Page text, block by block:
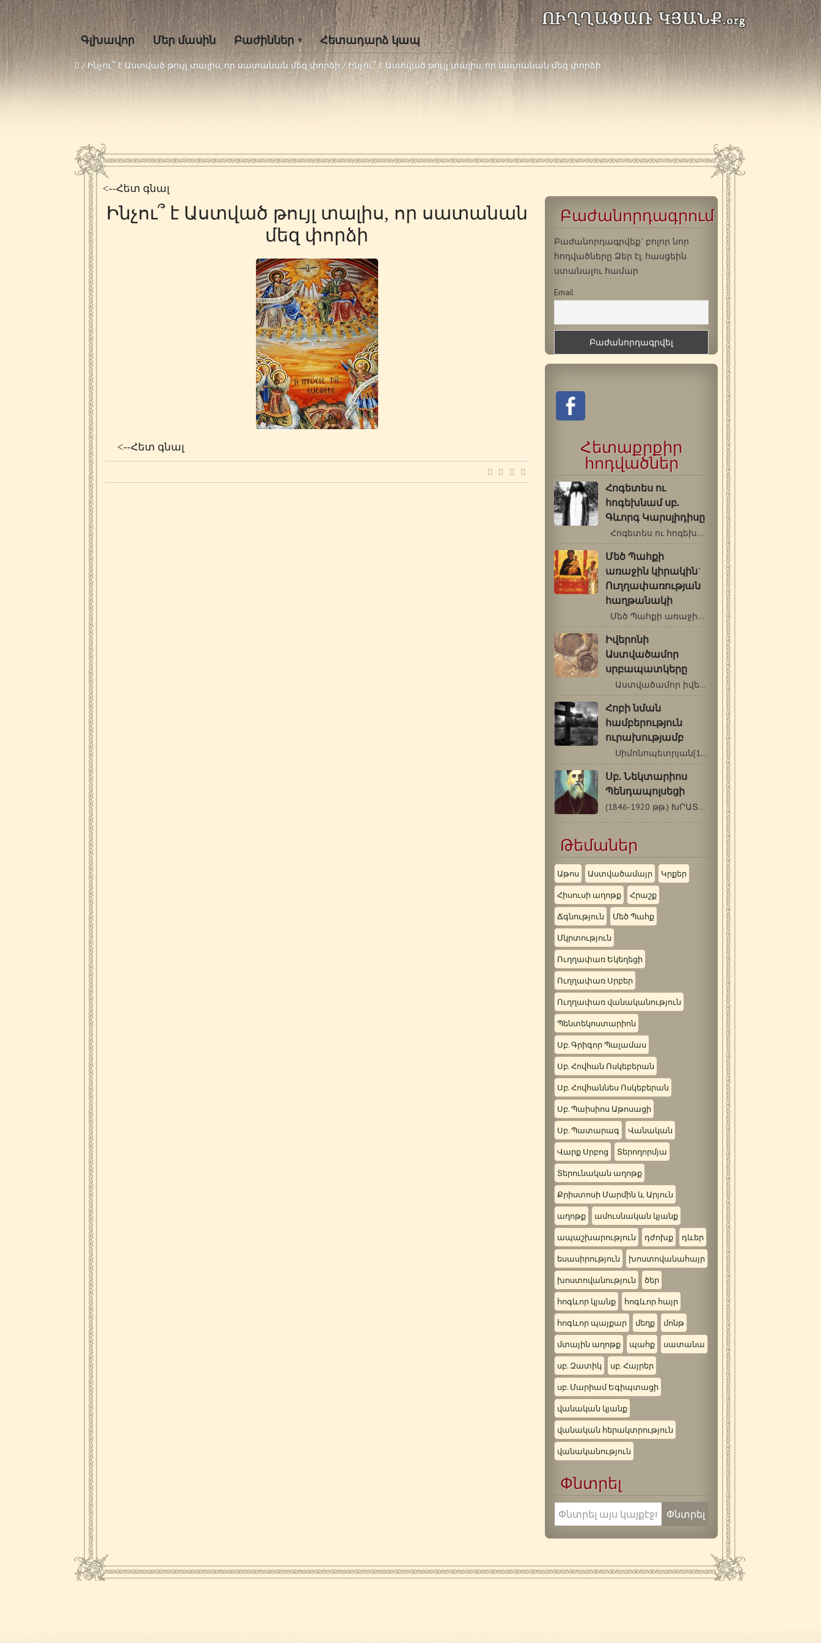
Գլխավոր Մեր մասին Բաժիններ Հետադարձ կապ
/ Ինչու՞ է Աստված թույլ տալիս, որ սատանան մեզ փորձի/ Ինչու՞ է Աստված թույլ տալիս, որ սատանան մեզ փորձի
<--Հետ գնալ
Ինչու՞ է Աստված թույլ տալիս, որ սատանան
մեզ փորձի
<--Հետ գնալ
Բաժանորդագրում
Բաժանորդագրվեք` բոլոր նոր
հոդվածները Ձեր էլ. հասցեին
ստանալու համար
Email
Հետաքրքիր
հոդվածներ
Հոգետես ու
հոգեխնամ սբ.
Գևորգ Կարսլիդիսը
Հոգետես ու հոգեխնամ սբ. Գևորգ Կարսլիդիսը…
Մեծ Պահքի
առաջին կիրակին`
Ուղղափառության
հաղթանակի
Մեծ Պահքի առաջին կիրակի օրը Եկեղեցին…
Իվերոնի
Աստվածամոր
սրբապատկերը
Աստվածամոր իվերոնյան սրբապատկերի…
Հոբի նման
համբերություն
ուրախությամբ
Սիմոնոպետրյան[1] «Սբ. Հովհաննես…
Սբ. Նեկտարիոս
Պենդապոլսեցի
(1846-1920 թթ.) ԽՐԱՏՆԵՐ ԵՐՋԱՆԿՈՒԹՅԱՆ ՃԱՆԱՊԱՐՀԸ…
Թեմաներ
Աթոս Աստվածամայր Կրքեր
Հիսուսի աղոթք Հրաշք
Ճգնություն Մեծ Պահք
Մկրտություն
Ուղղափառ Եկեղեցի
Ուղղափառ Սրբեր
Ուղղափառ վանականություն
Պենտեկոստարիոն
Սբ. Գրիգոր Պալամաս
Սբ. Հովհան Ոսկեբերան
Սբ. Հովհաննես Ոսկեբերան
Սբ. Պաիսիոս Աթոսացի
Սբ. Պատարագ Վանական
Վարք Սրբոց Տերողորմյա
Տերունական աղոթք
Քրիստոսի Մարմին և Արյուն
աղոթք ամուսնական կյանք
ապաշխարություն դժոխք դևեր
եսասիրություն խոստովանահայր
խոստովանություն ծեր
հոգևոր կյանք հոգևոր հայր
հոգևոր պայքար մեղք մոնթ
մտային աղոթք պահք սատանա
սբ. Զատիկ սբ. Հայրեր
սբ. Մարիամ Եգիպտացի
վանական կյանք
վանական հերակտրություն
վանականություն
Փնտրել